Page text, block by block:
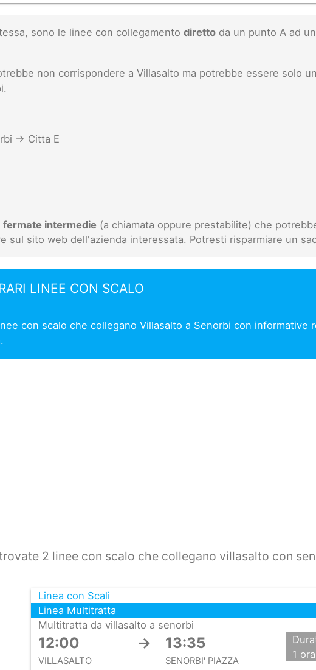
sono le linee con collegamentodiretto da un punto A ad
non corrispondere a Villasalto ma potrebbe essere solo
-> Citta E
fermate intermedie (a chiamata oppure prestabilite) che
sul sito web dell'azienda interessata. Potresti risparmiare un
LINEE CON SCALO
con scalo che collegano Villasalto a Senorbi con informative
2 linee con scalo che collegano villasalto con
Linea con Scali
Linea Multitratta
Multitratta da villasalto a senorbi
12:00 → 13:35
VILLASALTO
SENORBI' PIAZZA
1